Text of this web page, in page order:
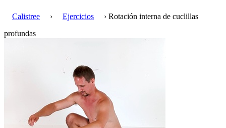
Calistree › Ejercicios
› Rotación interna de cuclillas
profundas